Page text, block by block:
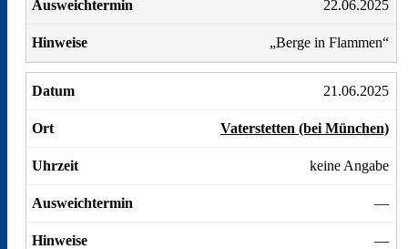
22.06.2025
„Berge in Flammen“
21.06.2025
Vaterstetten (bei München)
keine Angabe
—
—